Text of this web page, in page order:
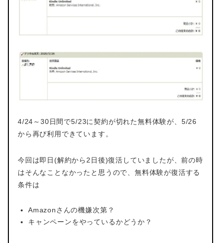
4/24～30日間で5/23に契約が切れた無料体験が、5/26
から再び利用できています。
今回は即日(解約から2日後)復活していましたが、前の時
はそんなことなかったと思うので、無料体験が復活する
条件は
Amazonさんの機嫌次第？
キャンペーンをやっているかどうか？